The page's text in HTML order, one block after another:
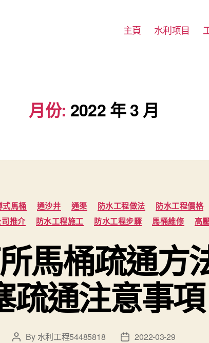
主頁 水利项目
月份: 2022 年 3 月
Categories
式馬桶 通沙井 通渠 防水工程做法 防水工程價格
推介
防水工程施工 防水工程步驟 馬桶維修 高
馬桶疏通方
疏通注意事項
Post
By 水利工程54485818
Post2022-03-29